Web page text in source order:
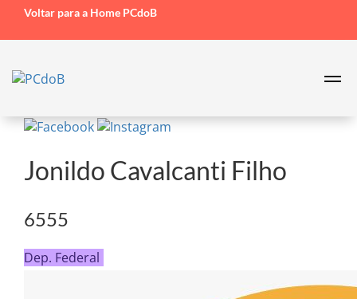
Voltar para a Home PCdoB
Jonildo Cavalcanti Filho
6555
Dep. Federal